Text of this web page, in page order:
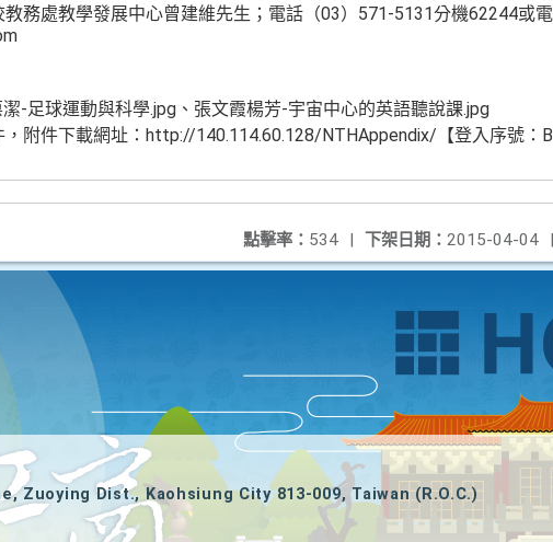
教學發展中心曾建維先生；電話（03）571-5131分機62244或電
-足球運動與科學.jpg、張文霞楊芳-宇宙中心的英語聽說課.jpg
，附件下載網址：http://140.114.60.128/NTHAppendix/【登入序號：
下架日期： 2015-04-04 |
點擊率： 534 |
Zuoying Dist., Kaohsiung City 813-009, Taiwan (R.O.C.)